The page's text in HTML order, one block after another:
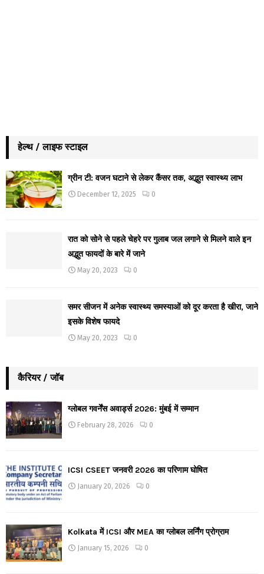
हेल्थ / लाइफ स्टाइल
ग्रीन टी: वजन घटाने से लेकर कैंसर तक, अद्भुत स्वास्थ्य लाभ
December 12, 2025 0
रात को सोने से पहले चेहरे पर गुलाब जल लगाने से मिलने वाले इन
अद्भुत फायदों के बारे में जाने
May 20, 2023 0
समर सीजन में अनेक स्वास्थ्य समस्याओं को दूर करता है खीरा, जाने
इसके विशेष फायदे
May 20, 2023 0
कैरियर / जॉब
ग्लोबल गवर्नेंस अवार्ड्स 2026: मुंबई में सम्मान
February 28, 2026 0
ICSI CSEET जनवरी 2026 का परिणाम घोषित
January 20, 2026 0
Kolkata में ICSI और MEA का ग्लोबल लर्निंग प्रोग्राम
January 15, 2026 0